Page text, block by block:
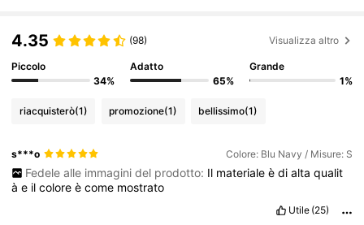
4.84 2M Follower
4.84 2M Follower
4.35 (98) Visualizza altro
Piccolo
34%
Adatto
65%
Grande
1%
riacquisterò(1) promozione(1) bellissimo(1)
s***o Colore: Blu Navy / Misure: S
Fedele alle immagini del prodotto: Il materiale è di alta qualit
àe ilcoloreècome mostrato
Utile (25)